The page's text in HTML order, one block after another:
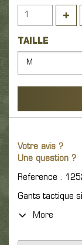
TAILLE
M
Votre avis ?
Une question ?
Reference :
Gants tactique
More